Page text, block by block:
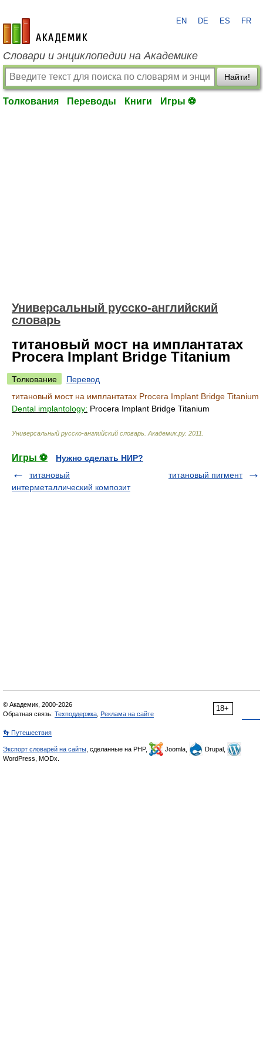
academic.ru
EN DE ES FR
Словари и энциклопедии на Академике
Найти!
Толкования Переводы Книги Игры ⚽
Универсальный русско-английский
словарь
титановый мост на имплантатах
Procera Implant Bridge Titanium
Толкование
Перевод
титановый мост на имплантатах Procera Implant Bridge Titanium
Dental implantology: Procera Implant Bridge Titanium
Универсальный русско-английский словарь Академик.ру. 2011
Игры ⚽
Нужно сделать НИР?
титановый
интерметаллический композит
титановый пигмент
18+
© Академик, 2000-2026
Обратная связь: Техподдержка Реклама на сайте
👣 Путешествия
Экспорт словарей на сайты , сделанные на PHP, Joomla,
Drupal,
WordPress, MODx.